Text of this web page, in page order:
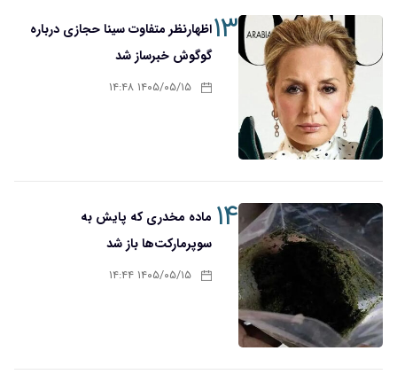
۱۳اظهارنظر متفاوت سینا حجازی درباره
گوگوش خبرساز شد
۱۴۰۵/۰۵/۱۵ ۱۴:۴۸
۱۴ ماده مخدری که پایش به
سوپرمارکت‌ها باز شد
۱۴۰۵/۰۵/۱۵ ۱۴:۴۴